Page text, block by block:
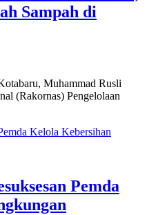
Sampah di
Muhammad Rusli
(Rakornas) Pengelolaan
Pemda